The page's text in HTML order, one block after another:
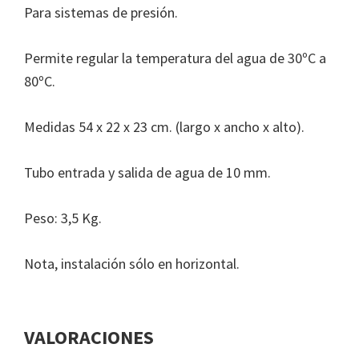
Para sistemas de presión.
Permite regular la temperatura del agua de 30ºC a
80ºC.
Medidas 54 x 22 x 23 cm. (largo x ancho x alto).
Tubo entrada y salida de agua de 10 mm.
Peso: 3,5 Kg.
Nota, instalación sólo en horizontal.
VALORACIONES